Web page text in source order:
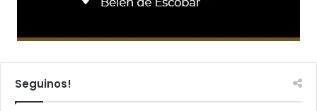
Seguinos!